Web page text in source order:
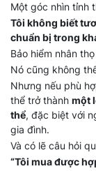
Một góc nhìn tỉnh
Tôi không biết
chuẩn bị trong
Bảo hiểm nhân
Nó cũng không
Nhưng nếu phù
thể trở thành một
thể, đặc biệt với
gia đình.
Và có lẽ câu hỏi
“Tôi mua được